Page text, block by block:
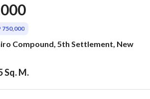
750,000
Compound, 5th Settlement, New
Sq. M.